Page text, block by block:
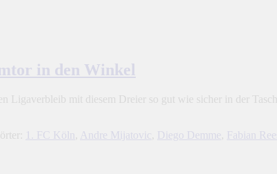
in den Winkel
mit diesem Dreier so gut wie sicher in der
1. FC Köln Andre Mijatovic Diego Demme Fabian